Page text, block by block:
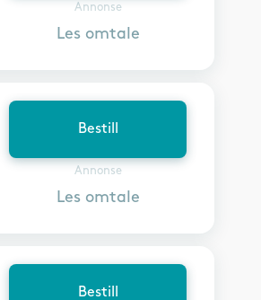
Annonse
Les omtale
Bestill
Annonse
Les omtale
Bestill